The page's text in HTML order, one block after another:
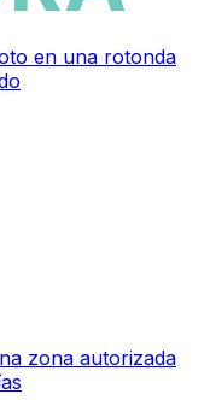
en una rotonda
zona autorizada